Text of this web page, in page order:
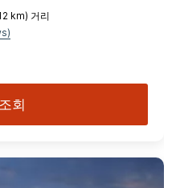
km) 거리
회